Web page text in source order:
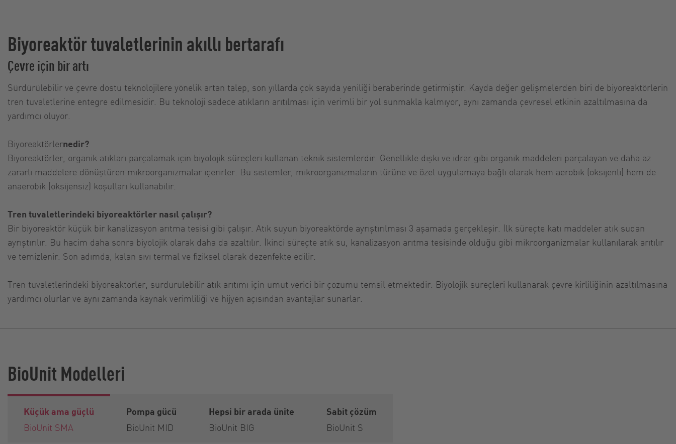
Biyoreaktör tuvaletlerinin akıllı bertarafı
Çevre için bir artı
Sürdürülebilir ve çevre dostu teknolojilere yönelik artan talep, son yıllarda çok sayıda yeniliği beraberinde getirmiştir. Kayda değer gelişmelerden biri de biyoreaktörlerin
tren tuvaletlerine entegre edilmesidir. Bu teknoloji sadece atıkların arıtılması için verimli bir yol sunmakla kalmıyor, aynı zamanda çevresel etkinin azaltılmasına da
yardımcı oluyor.
Biyoreaktörlernedir?
Biyoreaktörler, organik atıkları parçalamak için biyolojik süreçleri kullanan teknik sistemlerdir. Genellikle dışkı ve idrar gibi organik maddeleri parçalayan ve daha az
zararlı maddelere dönüştüren mikroorganizmalar içerirler. Bu sistemler, mikroorganizmaların türüne ve özel uygulamaya bağlı olarak hem aerobik (oksijenli) hem de
anaerobik (oksijensiz) koşulları kullanabilir.
Tren tuvaletlerindeki biyoreaktörler nasıl çalışır?
Bir biyoreaktör küçük bir kanalizasyon arıtma tesisi gibi çalışır. Atık suyun biyoreaktörde ayrıştırılması 3 aşamada gerçekleşir. İlk süreçte katı maddeler atık sudan
ayrıştırılır. Bu hacim daha sonra biyolojik olarak daha da azaltılır. İkinci süreçte atık su, kanalizasyon arıtma tesisinde olduğu gibi mikroorganizmalar kullanılarak arıtılır
ve temizlenir. Son adımda, kalan sıvı termal ve fiziksel olarak dezenfekte edilir.
Tren tuvaletlerindeki biyoreaktörler, sürdürülebilir atık arıtımı için umut verici bir çözümü temsil etmektedir. Biyolojik süreçleri kullanarak çevre kirliliğinin azaltılmasına
yardımcı olurlar ve aynı zamanda kaynak verimliliği ve hijyen açısından avantajlar sunarlar.
BioUnit Modelleri
Küçük ama güçlü
BioUnit SMA
Pompa gücü
BioUnit MID
Hepsi bir arada ünite
BioUnit BIG
Sabit çözüm
BioUnit S